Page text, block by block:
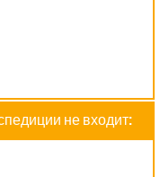
не входит: